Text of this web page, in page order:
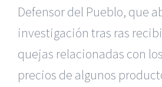
Defensor del Pueblo, que
investigación tras ras
quejas relacionadas con
precios de algunos